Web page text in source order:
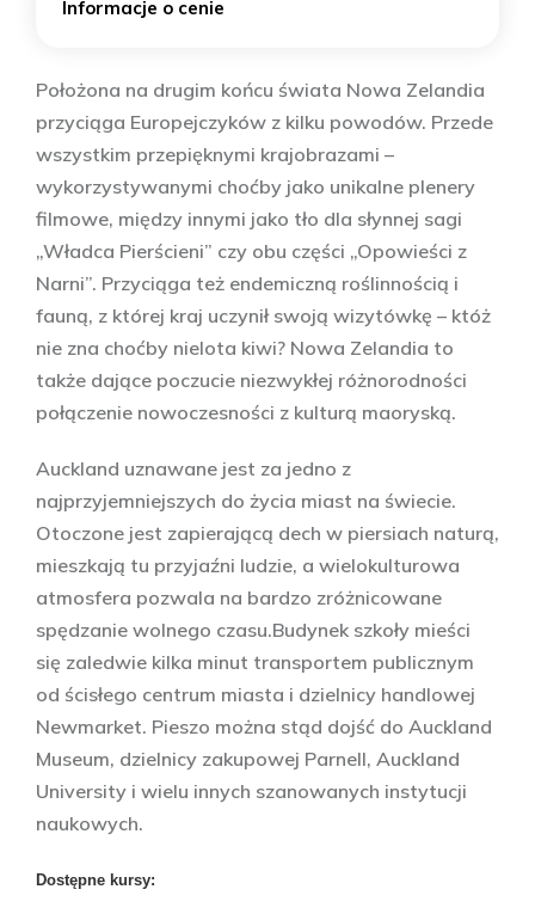
Informacje o cenie
Położona na drugim końcu świata Nowa Zelandia
przyciąga Europejczyków z kilku powodów. Przede
wszystkim przepięknymi krajobrazami ­–
wykorzystywanymi choćby jako unikalne plenery
filmowe, między innymi jako tło dla słynnej sagi
„Władca Pierścieni” czy obu części „Opowieści z
Narni”. Przyciąga też endemiczną roślinnością i
fauną, z której kraj uczynił swoją wizytówkę – któż
nie zna choćby nielota kiwi? Nowa Zelandia to
także dające poczucie niezwykłej różnorodności
połączenie nowoczesności z kulturą maoryską.
Auckland uznawane jest za jedno z
najprzyjemniejszych do życia miast na świecie.
Otoczone jest zapierającą dech w piersiach naturą,
mieszkają tu przyjaźni ludzie, a wielokulturowa
atmosfera pozwala na bardzo zróżnicowane
spędzanie wolnego czasu.Budynek szkoły mieści
się zaledwie kilka minut transportem publicznym
od ścisłego centrum miasta i dzielnicy handlowej
Newmarket. Pieszo można stąd dojść do Auckland
Museum, dzielnicy zakupowej Parnell, Auckland
University i wielu innych szanowanych instytucji
naukowych.
Dostępne kursy: